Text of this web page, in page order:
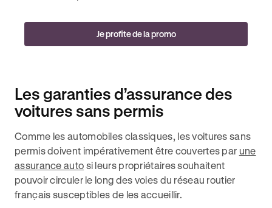
Je profite de la promo
Les garanties d’assurance des
voitures sans permis
Comme les automobiles classiques, les voitures sans
permis doivent impérativement être couvertes par une
assurance auto si leurs propriétaires souhaitent
pouvoir circuler le long des voies du réseau routier
français susceptibles de les accueillir.